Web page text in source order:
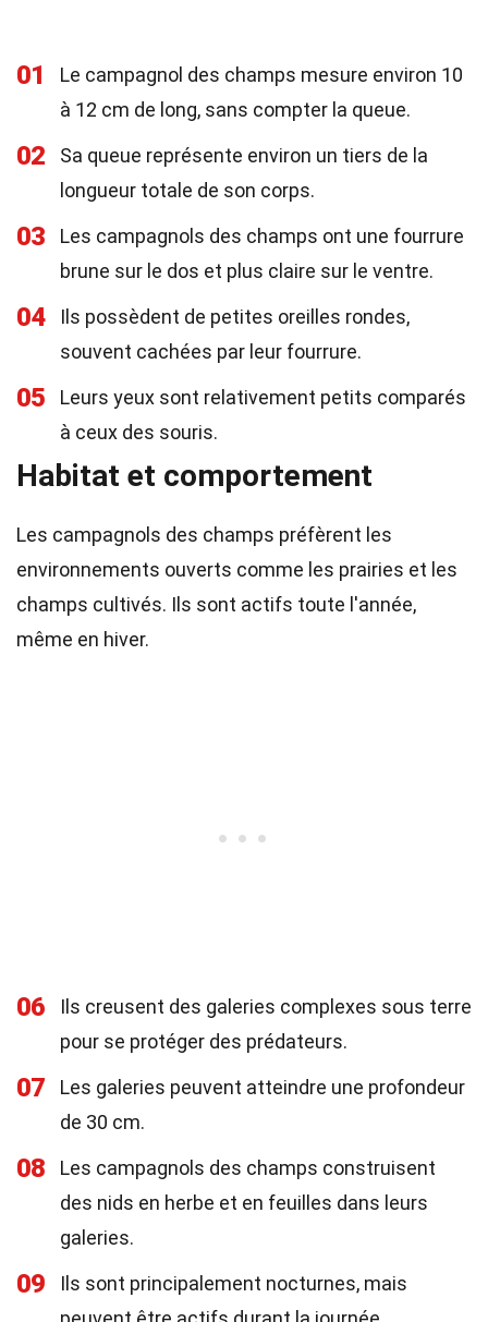
01
Le campagnol des champs mesure environ 10
à 12 cm de long, sans compter la queue.
02
Sa queue représente environ un tiers de la
longueur totale de son corps.
03
Les campagnols des champs ont une fourrure
brune sur le dos et plus claire sur le ventre.
04
Ils possèdent de petites oreilles rondes,
souvent cachées par leur fourrure.
05
Leurs yeux sont relativement petits comparés
à ceux des souris.
Habitat et comportement
Les campagnols des champs préfèrent les
environnements ouverts comme les prairies et les
champs cultivés. Ils sont actifs toute l'année,
même en hiver.
06
Ils creusent des galeries complexes sous terre
pour se protéger des prédateurs.
07
Les galeries peuvent atteindre une profondeur
de 30 cm.
08
Les campagnols des champs construisent
des nids en herbe et en feuilles dans leurs
galeries.
09
Ils sont principalement nocturnes, mais